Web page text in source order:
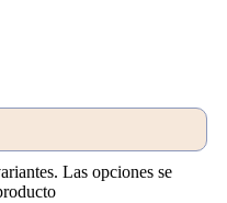
Las opciones se